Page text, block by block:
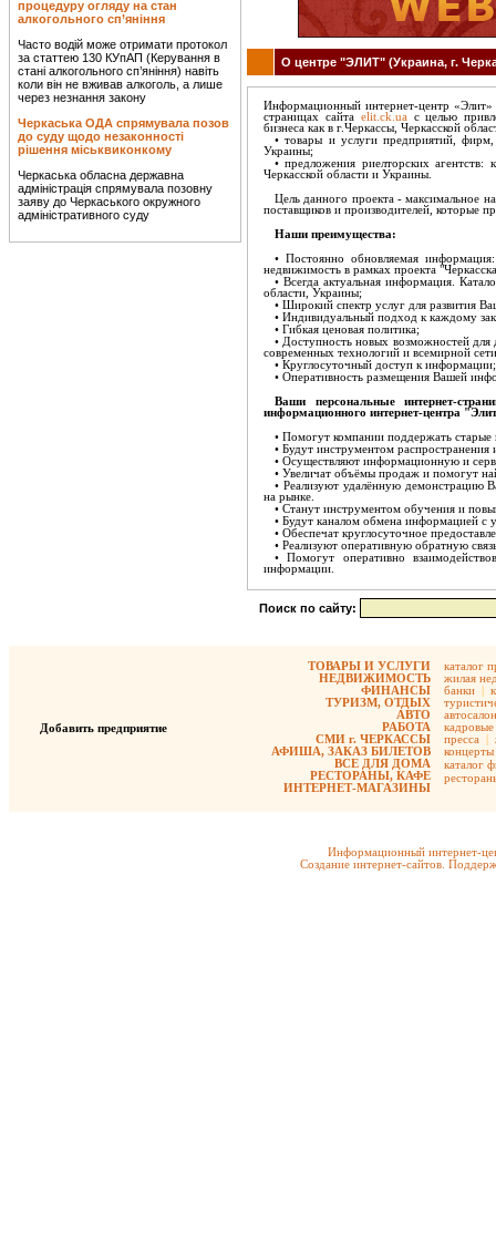
процедуру огляду на стан
алкогольного сп’яніння
Часто водій може отримати протокол
за статтею 130 КУпАП (Керування в
стані алкогольного сп’яніння) навіть
коли він не вживав алкоголь, а лише
через незнання закону
Черкаська ОДА спрямувала позов
до суду щодо незаконності
рішення міськвиконкому
Черкаська обласна державна
адміністрація спрямувала позовну
заяву до Черкаського окружного
адміністративного суду
О центре "ЭЛИТ" (Украина, г.
Информационный интернет-центр
страницах сайта elit.ck.ua с целью
бизнеса как в г.Черкассы, Черкасской
• товары и услуги предприятий, фирм,
Украины;
• предложения риелторских
Черкасской области и Украины.
Цель данного проекта - максимальное
поставщиков и производителей, которые
Наши преимущества:
• Постоянно обновляемая
недвижимость в рамках проекта
• Всегда актуальная информация.
области, Украины;
• Широкий спектр услуг для развития
• Индивидуальный подход к каждому
• Гибкая ценовая политика;
• Доступность новых возможностей
современных технологий и всемирной
• Круглосуточный доступ к информации;
• Оперативность размещения Вашей
Ваши персональные интернет-
информационного интернет-центра
• Помогут компании поддержать старые
• Будут инструментом
• Осуществляют информационную и
• Увеличат объёмы продаж и помогут
• Реализуют удалённую демонстрацию
на рынке.
• Станут инструментом обучения и
• Будут каналом обмена информацией с
• Обеспечат круглосуточное
• Реализуют оперативную обратную
• Помогут оперативно
информации.
Поиск по сайту:
Добавить предприятие
ТОВАРЫ И УСЛУГИ
НЕДВИЖИМОСТЬ
ФИНАНСЫ
ТУРИЗМ, ОТДЫХ
АВТО
РАБОТА
СМИ г. ЧЕРКАССЫ
АФИША, ЗАКАЗ БИЛЕТОВ
ВСЕ ДЛЯ ДОМА
РЕСТОРАНЫ, КАФЕ
ИНТЕРНЕТ-МАГАЗИНЫ
каталог
жилая
банки |
кадровые
пресса |
концерты
каталог
Информационный интернет-
Создание интернет-сайтов.